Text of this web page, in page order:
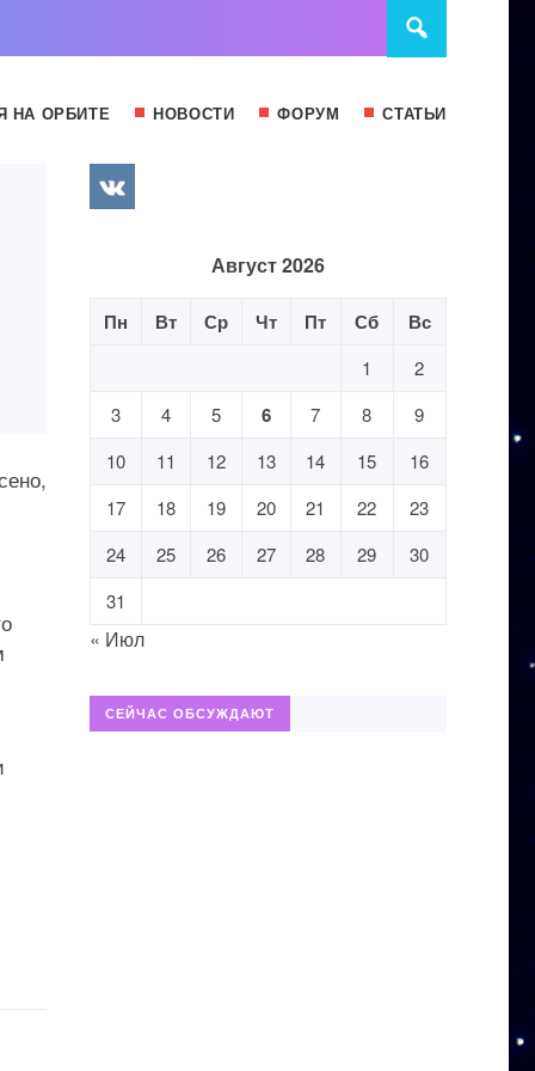
НА ОРБИТЕ НОВОСТИ ФОРУМ СТАТЬИ
Август 2026
Пн Вт Ср Чт Пт Сб Вс
1
2
3
4 5 6 7 8
9
10
11 12 13 14 15
16
17
18 19 20 21 22
23
24
25 26 27 28 29
30
31
« Июл
СЕЙЧАС ОБСУЖДАЮТ